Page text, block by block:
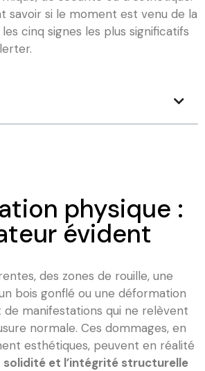
savoir si le moment est venu de la
cinq signes les plus significatifs
physique :
évident
des zones de rouille, une
bois gonflé ou une déformation
manifestations qui ne relèvent
normale. Ces dommages, en
esthétiques, peuvent en réalité
et l’intégrité structurelle